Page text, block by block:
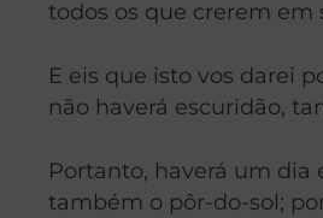
todos os que crerem em
E eis que isto vos darei
não haverá escuridão,
Portanto, haverá um dia
também o pôr-do-sol;